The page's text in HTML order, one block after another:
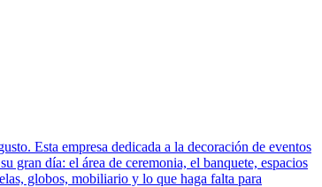
Esta empresa dedicada a la decoración de eventos
gran día: el área de ceremonia, el banquete, espacios
globos, mobiliario y lo que haga falta para